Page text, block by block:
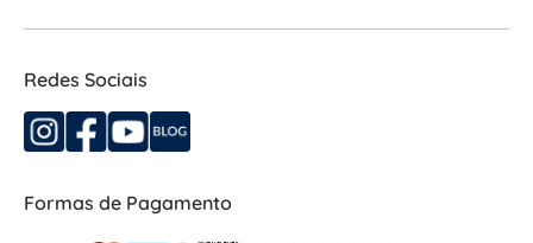
Redes Sociais
Formas de Pagamento